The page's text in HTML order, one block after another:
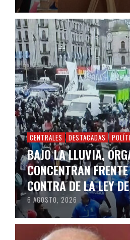
CENTRALES DESTACADAS
BAJO LA LLUVIA,
CONCENTRAN
CONTRA DE LA LEY
6 AGOSTO, 2026